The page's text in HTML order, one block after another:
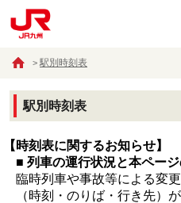
駅別時刻表
駅別時刻表
【時刻表に関するお知らせ】
■ 列車の運行状況と本ペー
臨時列車や事故等による変
（時刻・のりば・行き先）